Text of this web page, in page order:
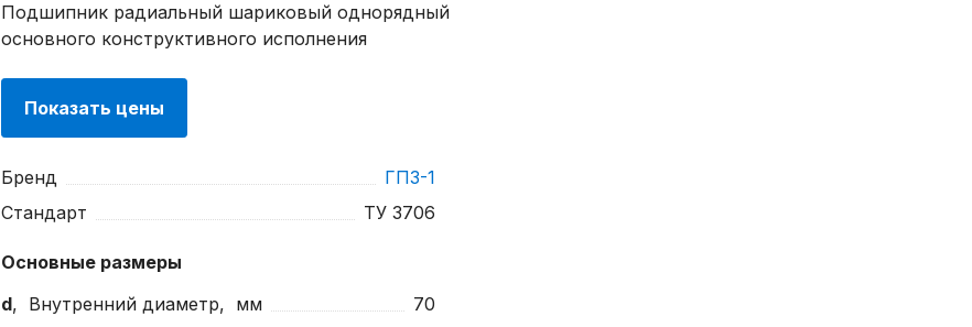
Подшипник радиальный шариковый однорядный
основного конструктивного исполнения
Показать цены
Бренд
ГПЗ-1
Стандарт
ТУ 3706
Основные размеры
d, Внутренний диаметр, мм
70